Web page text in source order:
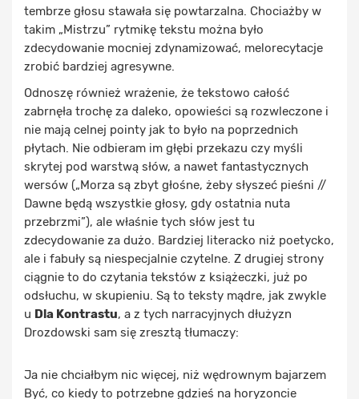
tembrze głosu stawała się powtarzalna. Chociażby w
takim „Mistrzu” rytmikę tekstu można było
zdecydowanie mocniej zdynamizować, melorecytacje
zrobić bardziej agresywne.
Odnoszę również wrażenie, że tekstowo całość
zabrnęła trochę za daleko, opowieści są rozwleczone i
nie mają celnej pointy jak to było na poprzednich
płytach. Nie odbieram im głębi przekazu czy myśli
skrytej pod warstwą słów, a nawet fantastycznych
wersów („Morza są zbyt głośne, żeby słyszeć pieśni //
Dawne będą wszystkie głosy, gdy ostatnia nuta
przebrzmi”), ale właśnie tych słów jest tu
zdecydowanie za dużo. Bardziej literacko niż poetycko,
ale i fabuły są niespecjalnie czytelne. Z drugiej strony
ciągnie to do czytania tekstów z książeczki, już po
odsłuchu, w skupieniu. Są to teksty mądre, jak zwykle
u Dla Kontrastu, a z tych narracyjnych dłużyzn
Drozdowski sam się zresztą tłumaczy:
Ja nie chciałbym nic więcej, niż wędrownym bajarzem
Być, co kiedy to potrzebne gdzieś na horyzoncie